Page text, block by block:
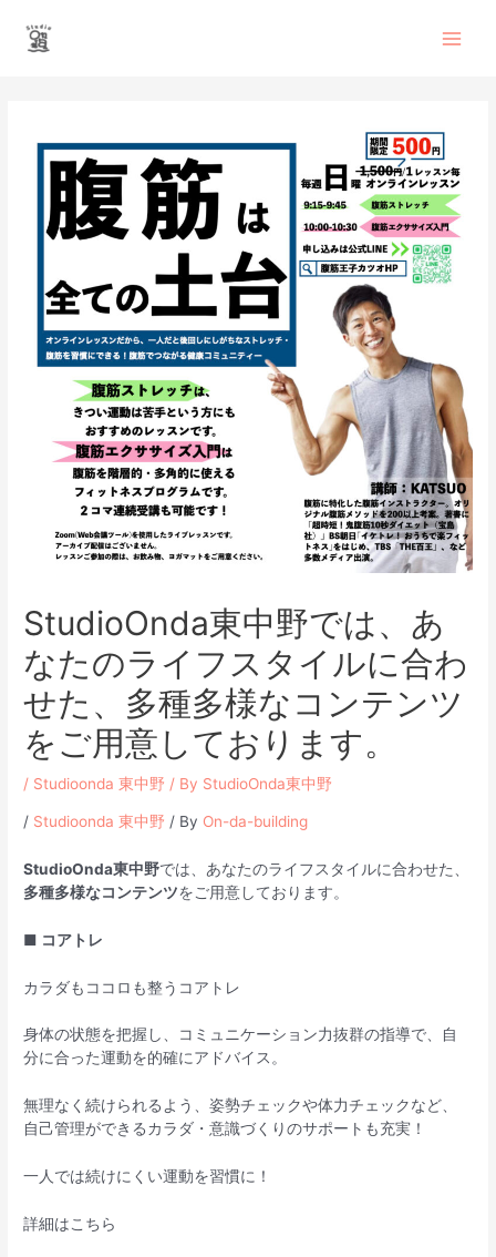
StudioOnda東中野では、あ
なたのライフスタイルに合わ
せた、多種多様なコンテンツ
をご用意しております。
/ Studioonda 東中野 / By StudioOnda東中野
/ Studioonda 東中野 / By On-da-building
StudioOnda東中野では、あなたのライフスタイルに合わせた、
多種多様なコンテンツをご用意しております。
■ コアトレ
カラダもココロも整うコアトレ
身体の状態を把握し、コミュニケーション力抜群の指導で、自
分に合った運動を的確にアドバイス。
無理なく続けられるよう、姿勢チェックや体力チェックなど、
自己管理ができるカラダ・意識づくりのサポートも充実！
一人では続けにくい運動を習慣に！
詳細はこちら
ビ
ゲ
ー
シ